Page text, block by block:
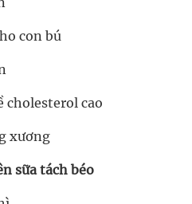
con bú
cholesterol cao
xương
sữa tách béo